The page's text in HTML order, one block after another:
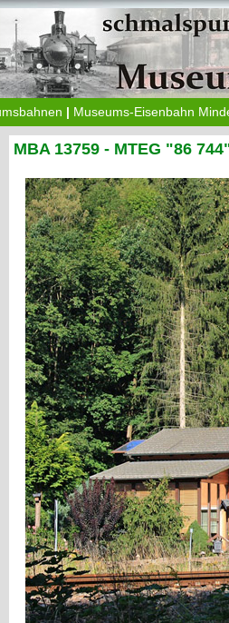
| Museums-Eisenbahn
MBA 13759 - MTEG "86